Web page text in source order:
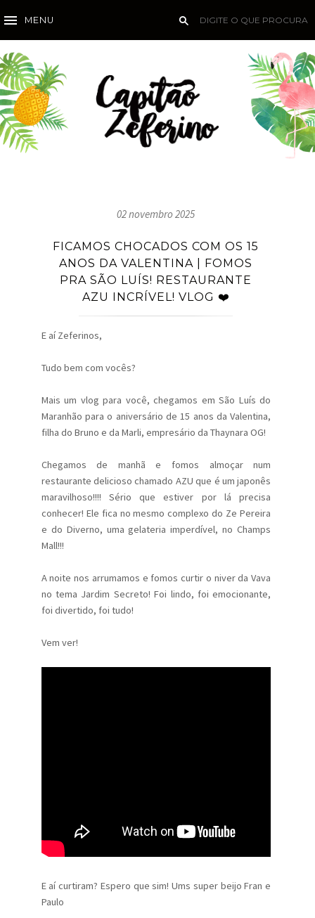
MENU
02 novembro 2025
FICAMOS CHOCADOS COM OS 15
ANOS DA VALENTINA | FOMOS
PRA SÃO LUÍS! RESTAURANTE
AZU INCRÍVEL! VLOG ❤️
E aí Zeferinos,
Tudo bem com vocês?
Mais um vlog para você, chegamos em São Luís do
Maranhão para o aniversário de 15 anos da Valentina,
filha do Bruno e da Marli, empresário da Thaynara OG!
Chegamos de manhã e fomos almoçar num
restaurante delicioso chamado AZU que é um japonês
maravilhoso!!!! Sério que estiver por lá precisa
conhecer! Ele fica no mesmo complexo do Ze Pereira
e do Diverno, uma gelateria imperdível, no Champs
Mall!!!
A noite nos arrumamos e fomos curtir o niver da Vava
no tema Jardim Secreto! Foi lindo, foi emocionante,
foi divertido, foi tudo!
Vem ver!
E aí curtiram? Espero que sim! Ums super beijo Fran e
Paulo